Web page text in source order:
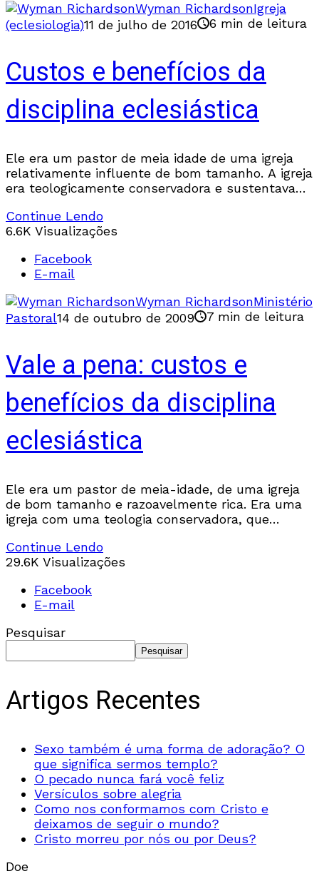
Wyman RichardsonIgreja
(eclesiologia)11 de julho de 2016 6 min de leitura
Custos e benefícios da
disciplina eclesiástica
Ele era um pastor de meia idade de uma igreja
relativamente influente de bom tamanho. A igreja
era teologicamente conservadora e sustentava
Continue Lendo
6.6K Visualizações
Facebook
E-mail
Wyman RichardsonMinistério
Pastoral14 de outubro de 2009 7 min de leitura
Vale a pena: custos e
benefícios da disciplina
eclesiástica
Ele era um pastor de meia-idade, de uma igreja
de bom tamanho e razoavelmente rica. Era uma
igreja com uma teologia conservadora, que
Continue Lendo
29.6K Visualizações
Facebook
E-mail
Pesquisar
Pesquisar
Artigos Recentes
Sexo também é uma forma de adoração? O
que significa sermos templo?
O pecado nunca fará você feliz
Versículos sobre alegria
Como nos conformamos com Cristo e
deixamos de seguir o mundo?
Cristo morreu por nós ou por Deus?
Doe